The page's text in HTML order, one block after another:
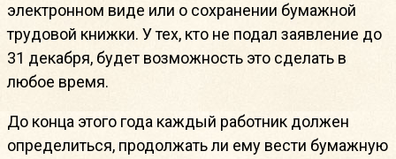
электронном виде или о сохранении бумажной
трудовой книжки. У тех, кто не подал заявление до
31 декабря, будет возможность это сделать в
любое время.
До конца этого года каждый работник должен
определиться, продолжать ли ему вести бумажную